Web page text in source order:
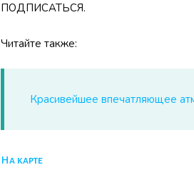
ПОДПИСАТЬСЯ.
Читайте также:
Красивейшее впечатляющее
На карте